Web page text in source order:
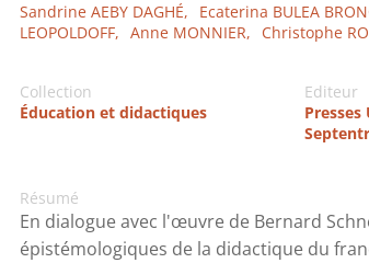
Sandrine AEBY DAGHÉ, Ecaterina BULEA
LEOPOLDOFF, Anne MONNIER, Christophe
Collection
Éducation et didactiques
Editeur
Résumé
En dialogue avec l'œuvre de Bernard
épistémologiques de la didactique du